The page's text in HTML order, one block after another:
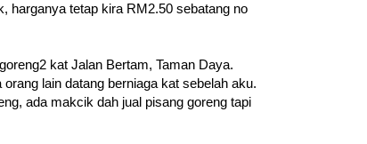
harganya tetap kira RM2.50 sebatang no
kat Jalan Bertam, Taman Daya.
lain datang berniaga kat sebelah aku.
ada makcik dah jual pisang goreng tapi